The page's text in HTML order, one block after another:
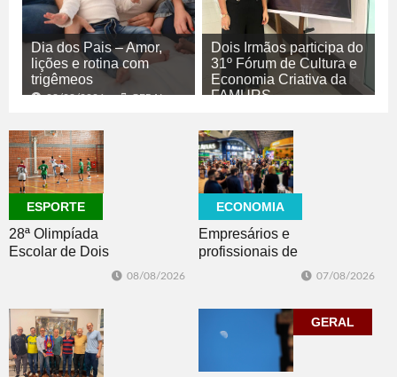
Dia dos Pais – Amor,
lições e rotina com
trigêmeos
08/08/2026 GERAL
Dois Irmãos participa do
31º Fórum de Cultura e
Economia Criativa da
FAMURS
CULTURA
ESPORTE
28ª Olimpíada
Escolar de Dois
08/08/2026
ECONOMIA
Empresários e
profissionais de
07/08/2026
GERAL